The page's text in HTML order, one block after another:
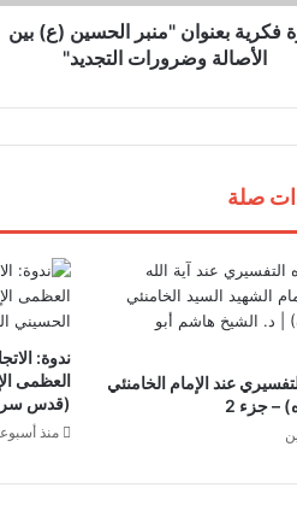
فكرية بعنوان "منبر الحسين (ع) بين
الأصالة وضرورات التجديد"
صلة
عند الإمام الخامنئي
جزء 2
ندوة:
العظمى
(قدس
منذ